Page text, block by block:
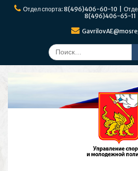
ПерейтиОтдел спорта: 8(496)406-60-10 |
8(496)406-65-11
Поиск
по: